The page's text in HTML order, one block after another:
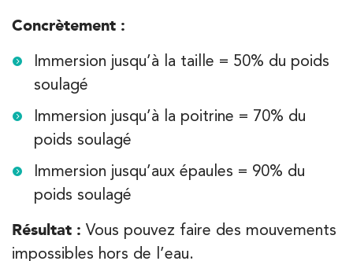
Concrètement :
Immersion jusqu’à la taille = 50% du poids
soulagé
Immersion jusqu’à la poitrine = 70% du
poids soulagé
Immersion jusqu’aux épaules = 90% du
poids soulagé
Résultat : Vous pouvez faire des mouvements
impossibles hors de l’eau.
PRENEZ RDV SUR
IK Paris 6 – Cassette
1 Rue Cassette 75006 Paris
1 Rue Cassette 75006 Paris
01 42 84 06 95
PRENEZ RDV SUR
Kinésithérapie